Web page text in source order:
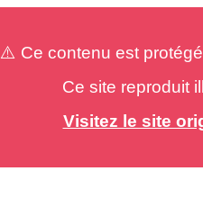
⚠️ Ce contenu est
Ce site reproduit
Visitez le site